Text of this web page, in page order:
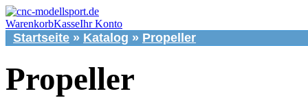
WarenkorbKasseIhr Konto
Startseite » Katalog » Propeller
Propeller